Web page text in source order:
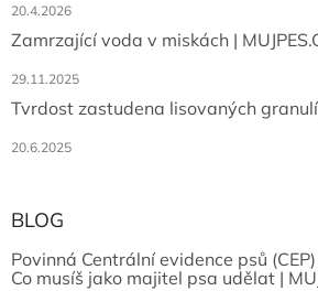
20.4.2026
Zamrzající voda v miskách |
29.11.2025
Tvrdost zastudena lisovaných granulí
20.6.2025
BLOG
Povinná Centrální evidence psů
Co musíš jako majitel psa udělat |